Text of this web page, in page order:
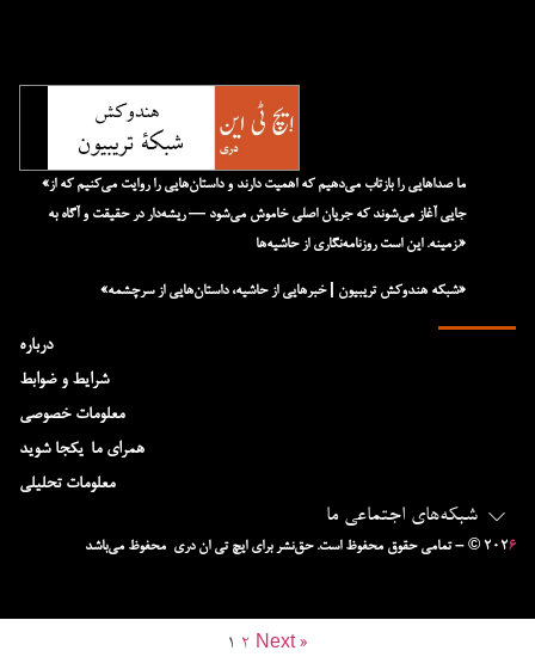
شبکه‌های اجتماعی ما
– © ۲۰۲۶ تمامی حقوق محفوظ است. حق‌نشر برای ایچ‌ تی‌ ان دری محفوظ می‌باشد
درباره
شرایط و ضوابط
معلومات خصوصی
همرای ما-یکجا شوید
معلومات تحلیلی
«ما صداهایی را بازتاب می‌دهیم که اهمیت دارند و داستان‌هایی را روایت می‌کنیم که از
جایی آغاز می‌شوند که جریان اصلی خاموش می‌شود — ریشه‌دار در حقیقت و آگاه به
زمینه. این است روزنامه‌نگاری از حاشیه‌ها.»
«شبکه هند‌و‌کش تریبیون | خبرهایی از حاشیه، داستان‌هایی از سرچشمه»
1 2 Next »